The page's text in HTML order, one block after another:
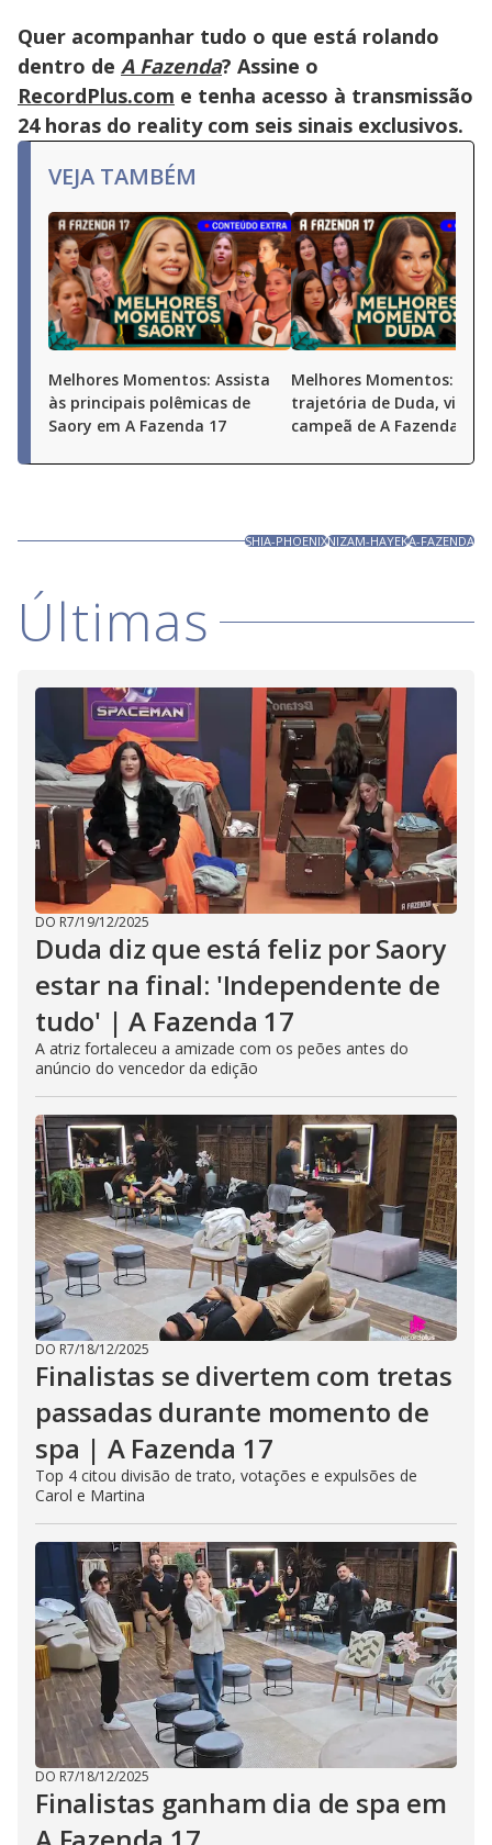
Quer acompanhar tudo o que está rolando
dentro de A Fazenda? Assine o
RecordPlus.com e tenha acesso à transmissão
24 horas do reality com seis sinais exclusivos.
VEJA TAMBÉM
Melhores Momentos: Assista
às principais polêmicas de
Saory em A Fazenda 17
Melhores Momentos:
trajetória de Duda, vice-
campeã de A Fazenda 17
SHIA-PHOENIXNIZAM-HAYEKA-FAZENDA
Últimas
DO R7/19/12/2025
Duda diz que está feliz por Saory
estar na final: 'Independente de
tudo' | A Fazenda 17
A atriz fortaleceu a amizade com os peões antes do
anúncio do vencedor da edição
DO R7/18/12/2025
Finalistas se divertem com tretas
passadas durante momento de
spa | A Fazenda 17
Top 4 citou divisão de trato, votações e expulsões de
Carol e Martina
DO R7/18/12/2025
Finalistas ganham dia de spa em